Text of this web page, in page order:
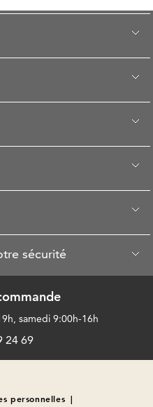
sécurité
samedi 9:00h-16h
24 69
personnelles |